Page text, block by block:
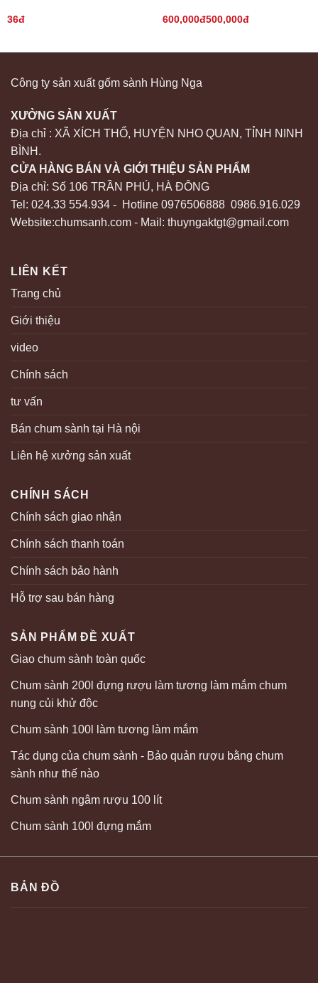
36đ 600,000đ500,000đ
Công ty sản xuất gốm sành Hùng Nga
XƯỞNG SẢN XUẤT
Địa chỉ : XÃ XÍCH THỔ, HUYỆN NHO QUAN, TỈNH NINH
BÌNH.
CỬA HÀNG BÁN VÀ GIỚI THIỆU SẢN PHẨM
Địa chỉ: Số 106 TRẦN PHÚ, HÀ ĐÔNG
Tel: 024.33 554.934 - Hotline 0976506888 0986.916.029
Website:chumsanh.com - Mail: thuyngaktgt@gmail.com
LIÊN KẾT
Trang chủ
Giới thiệu
video
Chính sách
tư vấn
Bán chum sành tại Hà nội
Liên hệ xưởng sản xuất
CHÍNH SÁCH
Chính sách giao nhận
Chính sách thanh toán
Chính sách bảo hành
Hỗ trợ sau bán hàng
SẢN PHẨM ĐỀ XUẤT
Giao chum sành toàn quốc
Chum sành 200l đựng rượu làm tương làm mắm chum
nung củi khử độc
Chum sành 100l làm tương làm mắm
Tác dụng của chum sành - Bảo quản rượu bằng chum
sành như thế nào
Chum sành ngâm rượu 100 lít
Chum sành 100l đựng mắm
BẢN ĐỒ